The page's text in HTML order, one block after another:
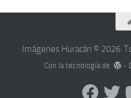
Imágenes Huracán © 2026.
Con la tecnología de -